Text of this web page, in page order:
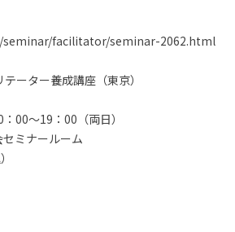
facilitator/seminar-2062.html
ーター養成講座（東京）
00～19：00（両日）
ミナールーム